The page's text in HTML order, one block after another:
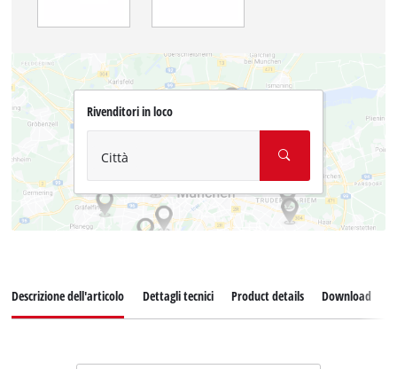
Rivenditori in loco
Città
Descrizione dell'articolo Dettagli tecnici Product details Download